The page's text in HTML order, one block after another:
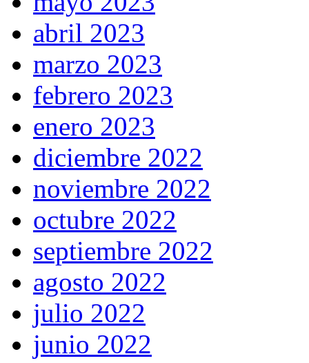
abril 2023
marzo 2023
febrero 2023
enero 2023
diciembre 2022
noviembre 2022
octubre 2022
septiembre 2022
agosto 2022
julio 2022
junio 2022